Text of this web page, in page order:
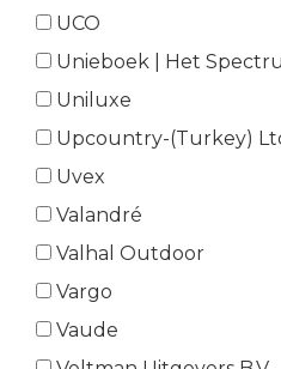
UCO
Unieboek | Het
Uniluxe
Upcountry-(Turkey)
Uvex
Valandré
Valhal Outdoor
Vargo
Vaude